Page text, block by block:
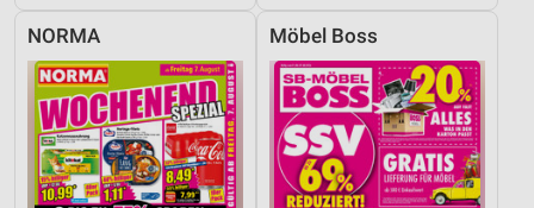
NORMA Möbel Boss